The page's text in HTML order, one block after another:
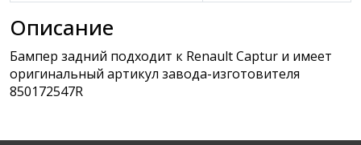
Описание
Бампер задний подходит к Renault Captur и имеет
оригинальный артикул завода-изготовителя
850172547R